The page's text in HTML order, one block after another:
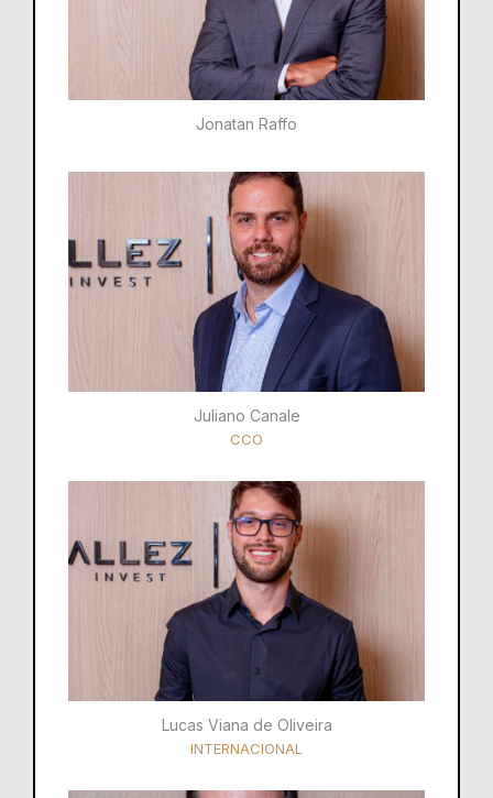
Jonatan Raffo
Juliano Canale
CCO
Lucas Viana de Oliveira
INTERNACIONAL